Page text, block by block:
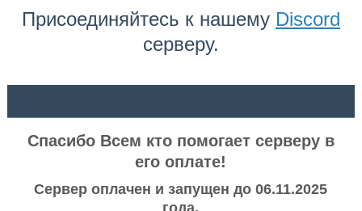
Присоединяйтесь к нашему Discord
серверу.
Спасибо Всем кто помогает серверу в
его оплате!
Сервер оплачен и запущен до 06.11.2025